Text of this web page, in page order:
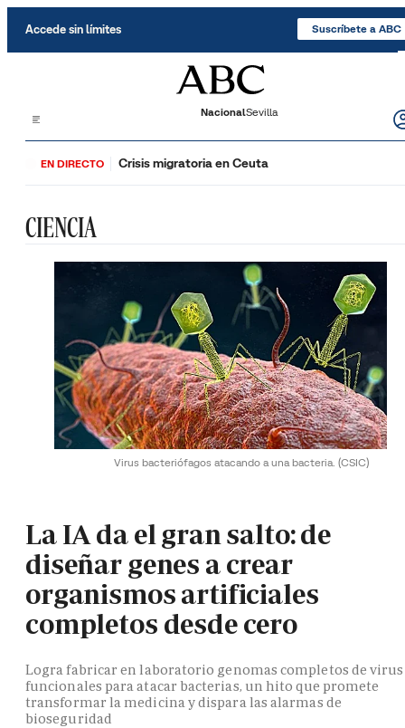
Accede sin límites Suscríbete a ABC
NacionalSevilla
EN DIRECTO Crisis migratoria en Ceuta
CIENCIA
Virus bacteriófagos atacando a una bacteria. (CSIC)
La IA da el gran salto: de
diseñar genes a crear
organismos artificiales
completos desde cero
Logra fabricar en laboratorio genomas completos de virus
funcionales para atacar bacterias, un hito que promete
transformar la medicina y dispara las alarmas de
bioseguridad